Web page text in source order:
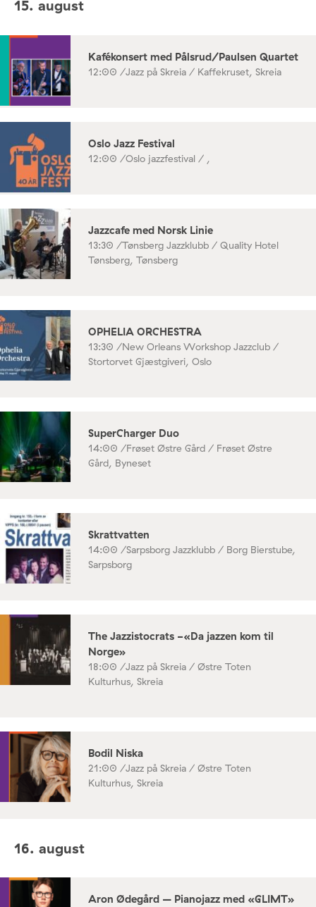
15. august
Kafékonsert med Pålsrud/Paulsen Quartet
12:00 /Jazz på Skreia / Kaffekruset, Skreia
Oslo Jazz Festival
12:00 /Oslo jazzfestival / ,
Jazzcafe med Norsk Linie
13:30 /Tønsberg Jazzklubb / Quality Hotel
Tønsberg, Tønsberg
OPHELIA ORCHESTRA
13:30 /New Orleans Workshop Jazzclub /
Stortorvet Gjæstgiveri, Oslo
SuperCharger Duo
14:00 /Frøset Østre Gård / Frøset Østre
Gård, Byneset
Skrattvatten
14:00 /Sarpsborg Jazzklubb / Borg Bierstube,
Sarpsborg
The Jazzistocrats -«Da jazzen kom til
Norge»
18:00 /Jazz på Skreia / Østre Toten
Kulturhus, Skreia
Bodil Niska
21:00 /Jazz på Skreia / Østre Toten
Kulturhus, Skreia
16. august
Aron Ødegård – Pianojazz med «GLIMT»